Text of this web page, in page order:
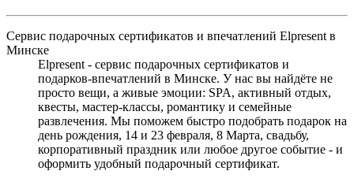
Сервис подарочных сертификатов и впечатлений Elpresent в
Минске
Elpresent - сервис подарочных сертификатов и
подарков‑впечатлений в Минске. У нас вы найдёте не
просто вещи, а живые эмоции: SPA, активный отдых,
квесты, мастер‑классы, романтику и семейные
развлечения. Мы поможем быстро подобрать подарок на
день рождения, 14 и 23 февраля, 8 Марта, свадьбу,
корпоративный праздник или любое другое событие - и
оформить удобный подарочный сертификат.